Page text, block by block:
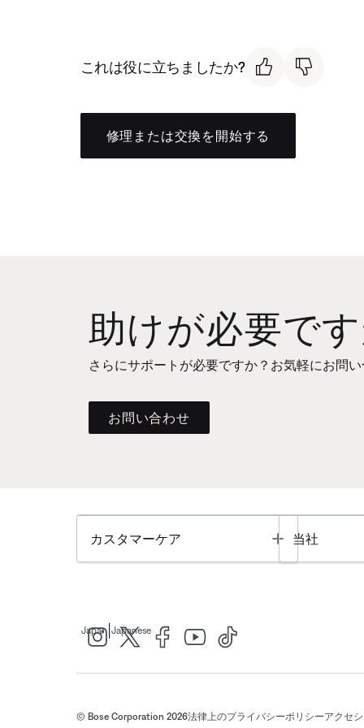
これは役に立ちましたか?
修理または交換を開始する
助けが必要で
さらにサポートが必要ですか？お気軽にお問
お問い合わせ
カスタマーケア Toggle
当社
Japan Japanese
© Bose Corporation 2026法律上のプライバシーポリシーアクセ